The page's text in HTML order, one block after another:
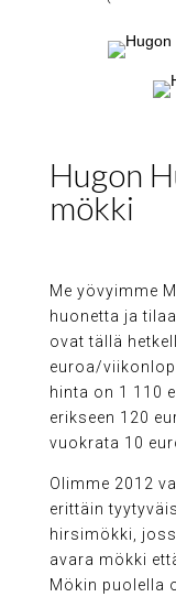
Hugon
mökki
Me yövyimme
huonetta ja
ovat tällä
euroa/
hinta on 1 110
erikseen 120
vuokrata 10
Olimme 2012
erittäin
hirsimökki,
avara mökki
Mökin puolella